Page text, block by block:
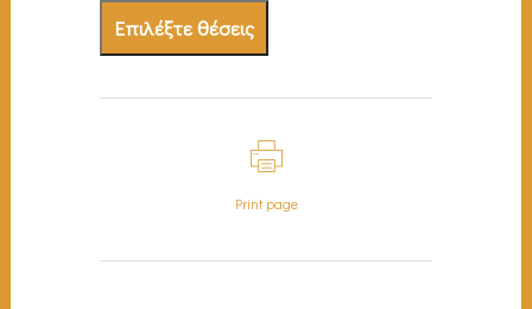
Επιλέξτε θέσεις
Print page